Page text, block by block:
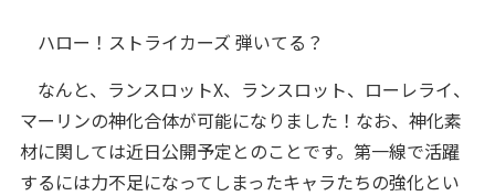
ハロー！ストライカーズ 弾いてる？
なんと、ランスロットX、ランスロット、ローレライ、
マーリンの神化合体が可能になりました！なお、神化素
材に関しては近日公開予定とのことです。第一線で活躍
するには力不足になってしまったキャラたちの強化とい